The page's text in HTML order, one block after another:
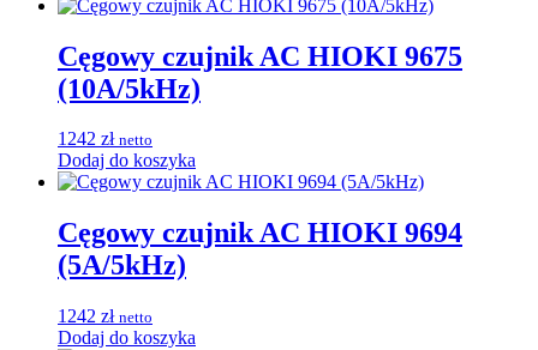
Cęgowy czujnik AC HIOKI 9675
(10A/5kHz)
1242 zł netto
Dodaj do koszyka
Cęgowy czujnik AC HIOKI 9694
(5A/5kHz)
1242 zł netto
Dodaj do koszyka